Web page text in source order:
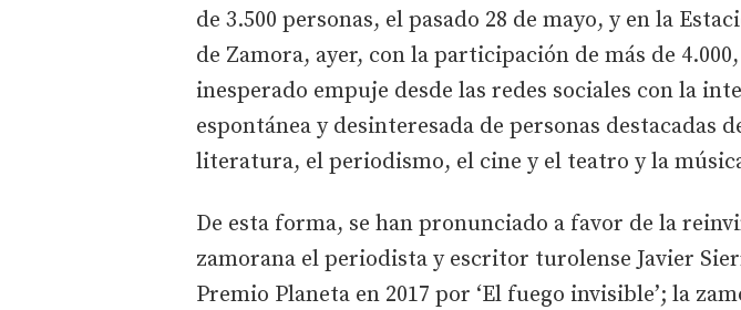
de 3.500 personas, el pasado 28 de mayo, y en la
de Zamora, ayer, con la participación de más de
inesperado empuje desde las redes sociales con la
espontánea y desinteresada de personas destacadas
literatura, el periodismo, el cine y el teatro y la
De esta forma, se han pronunciado a favor de la
zamorana el periodista y escritor turolense Javier
Premio Planeta en 2017 por ‘El fuego invisible’; la